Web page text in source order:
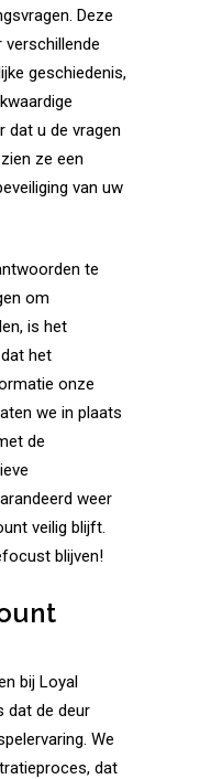
Deze
verschillende
geschiedenis,
dat u de vragen
ze een
van uw
te
om
is het
het
onze
we in plaats
de
weer
veilig blijft.
blijven!
bij Loyal
dat de deur
We
dat